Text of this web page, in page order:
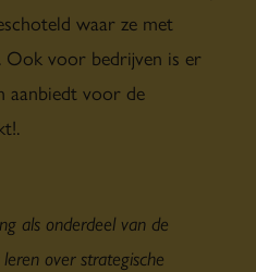
waar ze met
Ook voor bedrijven is er
aanbiedt voor de
als onderdeel van de
over strategische